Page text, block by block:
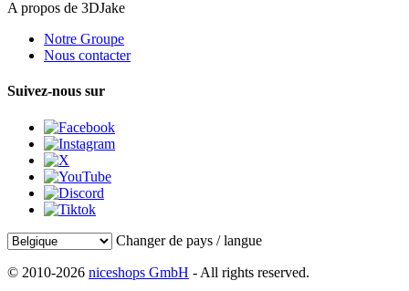
A propos de 3DJake
Notre Groupe
Nous contacter
Suivez-nous sur
Changer de pays / langue
© 2010-2026 niceshops GmbH - All rights reserved.